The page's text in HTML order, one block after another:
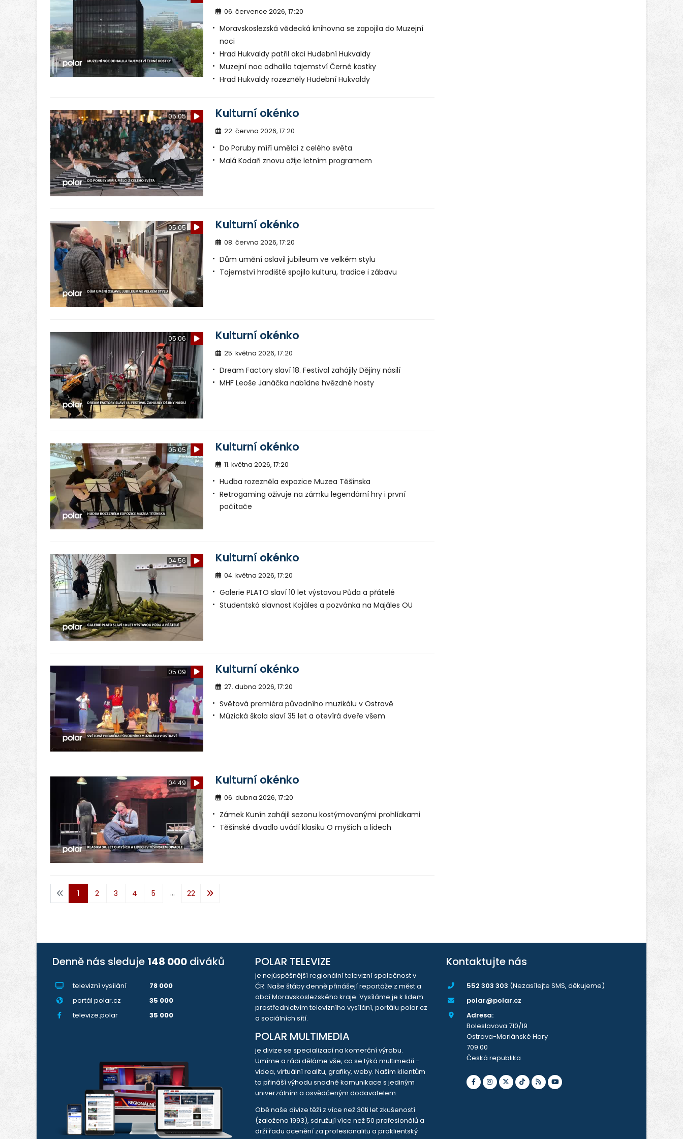
06. července 2026, 17:20
Moravskoslezská vědecká knihovna se zapojila do Muzejní
noci
Hrad Hukvaldy patřil akci Hudební Hukvaldy
Muzejní noc odhalila tajemství Černé kostky
Hrad Hukvaldy rozezněly Hudební Hukvaldy
05:05 Kulturní okénko
22. června 2026, 17:20
Do Poruby míří umělci z celého světa
Malá Kodaň znovu ožije letním programem
05:05 Kulturní okénko
08. června 2026, 17:20
Dům umění oslavil jubileum ve velkém stylu
Tajemství hradiště spojilo kulturu, tradice i zábavu
05:06 Kulturní okénko
25. května 2026, 17:20
Dream Factory slaví 18. Festival zahájily Dějiny násilí
MHF Leoše Janáčka nabídne hvězdné hosty
05:05 Kulturní okénko
11. května 2026, 17:20
Hudba rozezněla expozice Muzea Těšínska
Retrogaming oživuje na zámku legendární hry i první
počítače
04:56 Kulturní okénko
04. května 2026, 17:20
Galerie PLATO slaví 10 let výstavou Půda a přátelé
Studentská slavnost Kojáles a pozvánka na Majáles OU
05:09 Kulturní okénko
27. dubna 2026, 17:20
Světová premiéra původního muzikálu v Ostravě
Múzická škola slaví 35 let a otevírá dveře všem
04:49 Kulturní okénko
06. dubna 2026, 17:20
Zámek Kunín zahájil sezonu kostýmovanými prohlídkami
Těšínské divadlo uvádí klasiku O myších a lidech
1 2 3 4 5 ... 22
Denně nás sleduje 148 000 diváků
televizní vysílání
78 000
portál polar.cz
35 000
televize.polar
35 000
POLAR TELEVIZE
je nejúspěšnější regionální televizní společnost v
ČR. Naše štáby denně přinášejí reportáže z měst a
obcí Moravskoslezského kraje. Vysíláme je k lidem
prostřednictvím televizního vysílání, portálu polar.cz
a sociálních sítí.
POLAR MULTIMEDIA
je divize se specializací na komerční výrobu.
Umíme a rádi děláme vše, co se týká multimedií -
videa, virtuální realitu, grafiky, weby. Našim klientům
to přináší výhodu snadné komunikace s jediným
univerzálním a osvědčeným dodavatelem.
Obě naše divize těží z více než 30ti let zkušeností
(založeno 1993), sdružují více než 50 profesionálů a
drží řadu ocenění za profesionalitu a proklientský
Kontaktujte nás
552 303 303 (Nezasílejte SMS, děkujeme)
polar@polar.cz
Adresa:
Boleslavova 710/19
Ostrava-Mariánské Hory
709 00
Česká republika